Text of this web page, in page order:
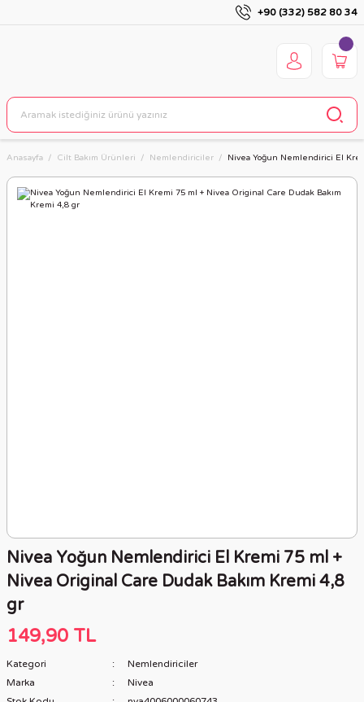
+90 (332) 582 80 34
Anasayfa Cilt Bakım Ürünleri Nemlendiriciler Nivea Yoğun Nemlendirici El
Nivea Yoğun Nemlendirici El Kremi 75 ml +
Nivea Original Care Dudak Bakım Kremi 4,8
gr
149,90 TL
Kategori
Nemlendiriciler
Marka
Nivea